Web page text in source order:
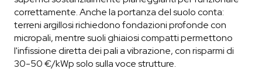
correttamente. Anche la portanza del suolo conta:
terreni argillosi richiedono fondazioni profonde con
micropali, mentre suoli ghiaiosi compatti permettono
l'infissione diretta dei pali a vibrazione, con risparmi di
30-50 €/kWp solo sulla voce strutture.